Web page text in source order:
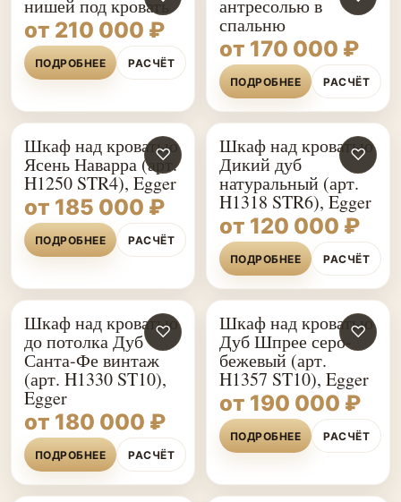
нишей под кровать
от 210 000 ₽
ПОДРОБНЕЕ РАСЧЁТ
антресолью в
спальню
от 170 000 ₽
ПОДРОБНЕЕ РАСЧЁТ
♡
Шкаф над кроватью
Ясень Наварра (арт.
H1250 STR4), Egger
от 185 000 ₽
ПОДРОБНЕЕ РАСЧЁТ
♡
Шкаф над кроватью
Дикий дуб
натуральный (арт.
H1318 STR6), Egger
от 120 000 ₽
ПОДРОБНЕЕ РАСЧЁТ
♡
Шкаф над кроватью
до потолка Дуб
Санта-Фе винтаж
(арт. H1330 ST10),
Egger
от 180 000 ₽
ПОДРОБНЕЕ РАСЧЁТ
♡
Шкаф над кроватью
Дуб Шпрее серо-
бежевый (арт.
H1357 ST10), Egger
от 190 000 ₽
ПОДРОБНЕЕ РАСЧЁТ